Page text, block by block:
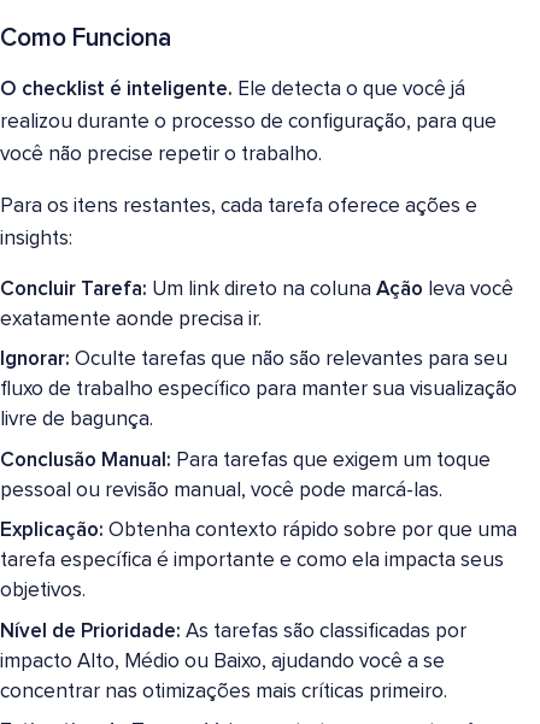
Como Funciona
O checklist é inteligente. Ele detecta o que você já
realizou durante o processo de configuração, para que
você não precise repetir o trabalho.
Para os itens restantes, cada tarefa oferece ações e
insights:
Concluir Tarefa: Um link direto na coluna Ação leva você
exatamente aonde precisa ir.
Ignorar: Oculte tarefas que não são relevantes para seu
fluxo de trabalho específico para manter sua visualização
livre de bagunça.
Conclusão Manual: Para tarefas que exigem um toque
pessoal ou revisão manual, você pode marcá-las.
Explicação: Obtenha contexto rápido sobre por que uma
tarefa específica é importante e como ela impacta seus
objetivos.
Nível de Prioridade: As tarefas são classificadas por
impacto Alto, Médio ou Baixo, ajudando você a se
concentrar nas otimizações mais críticas primeiro.